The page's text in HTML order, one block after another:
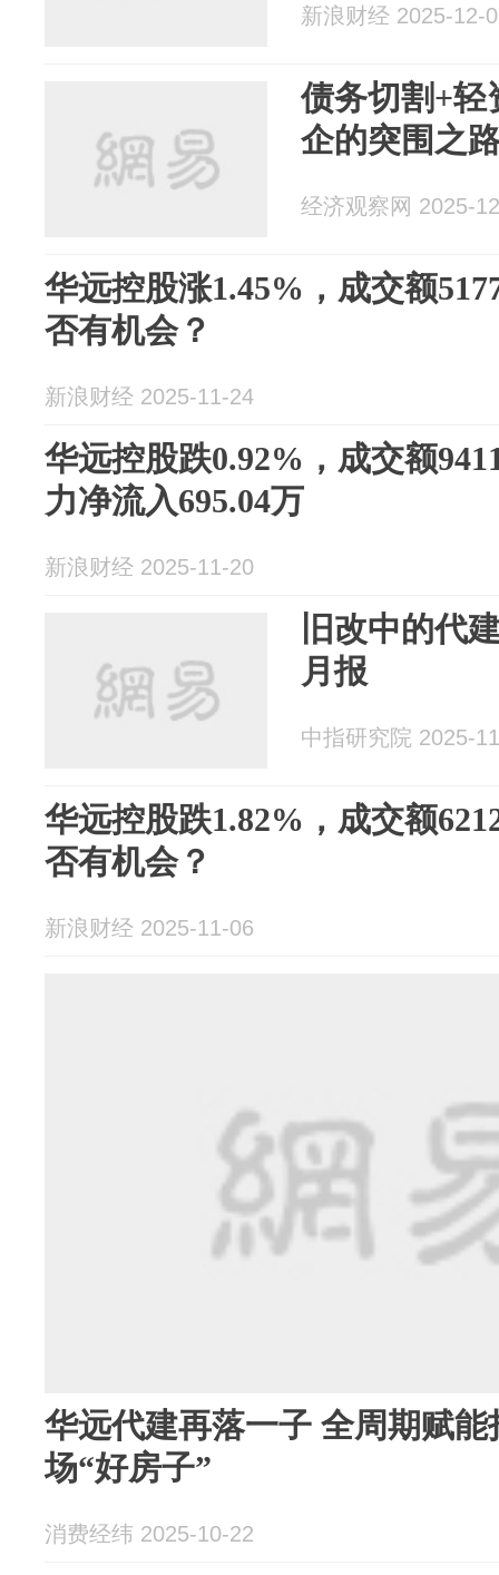
新浪财经 2025-12-
债务切割+轻
企的突围之
经济观察网 2025-
华远控股涨1.45%，成交额
否有机会？
新浪财经 2025-11-24
华远控股跌0.92%，成交额
力净流入695.04万
新浪财经 2025-11-20
旧改中的代
月报
中指研究院 2025-
华远控股跌1.82%，成交额
否有机会？
新浪财经 2025-11-06
华远代建再落一子 全周期赋
场“好房子”
消费经纬 2025-10-22